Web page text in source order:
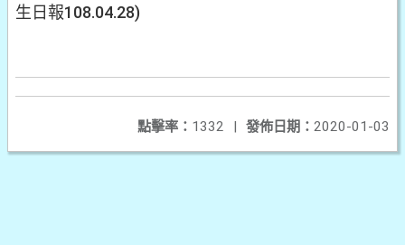
生日報108.04.28)
發佈日期： 2020-01-03
點擊率： 1332 |